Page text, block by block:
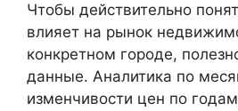
Чтобы действительно
влияет на рынок
конкретном городе,
данные. Аналитика по
изменчивости цен по